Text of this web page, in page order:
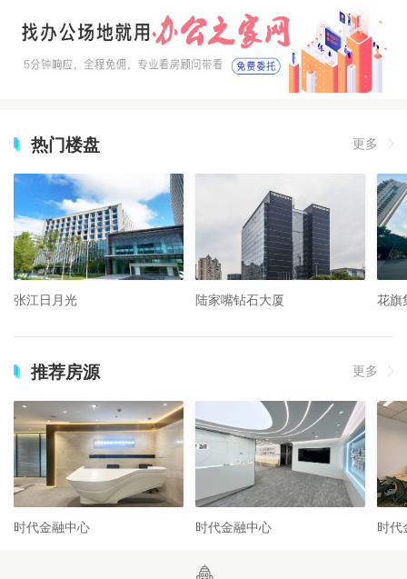
热门楼盘 更多
张江日月光 陆家嘴钻石大厦 花旗
推荐房源 更多
时代金融中心 时代金融中心 时代